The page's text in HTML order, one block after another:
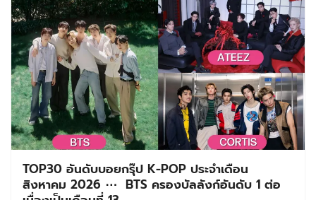
TOP30 อันดับบอยกรุ๊ป K-POP ประจำเดือน
สิงหาคม 2026 ⋯ BTS ครองบัลลังก์อันดับ 1 ต่อ